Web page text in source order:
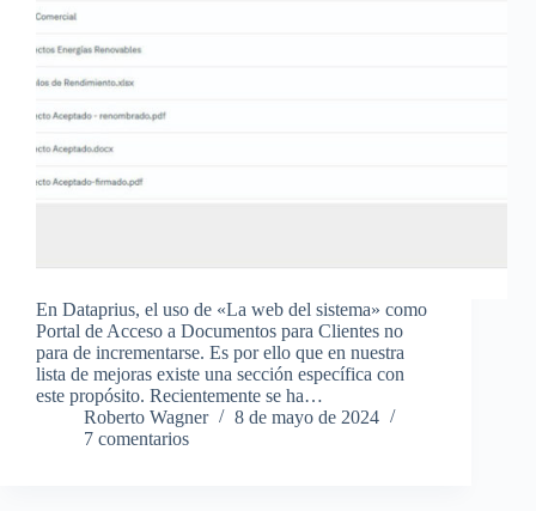
En Dataprius, el uso de «La web del sistema» como
Portal de Acceso a Documentos para Clientes no
para de incrementarse. Es por ello que en nuestra
lista de mejoras existe una sección específica con
este propósito. Recientemente se ha…
Roberto Wagner
8 de mayo de 2024
7 comentarios